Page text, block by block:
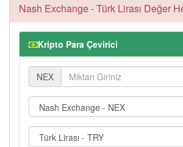
Nash Exchange - Türk Lirası Değer
Kripto Para Çevirici
NEX